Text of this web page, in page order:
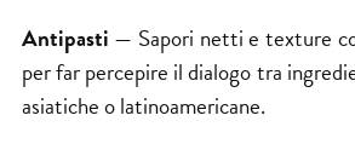
Antipasti — Sapori netti e texture
per far percepire il dialogo tra
asiatiche o latinoamericane.